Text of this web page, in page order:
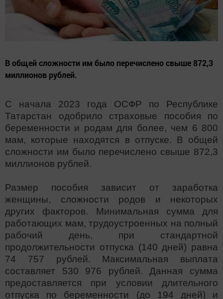
В общей сложности им было перечислено свыше 872,3
миллионов рублей.
С начала 2023 года ОСФР по Республике
Татарстан одобрило страховые пособия по
беременности и родам для более, чем 6 800
мам, которые находятся в отпуске. В общей
сложности им было перечислено свыше 872,3
миллионов рублей.
Размер пособия зависит от заработка
женщины, сложности родов и некоторых
других факторов. Минимальная сумма для
работающих мам, трудоустроенных на полный
рабочий день, при стандартной
продолжительности отпуска (140 дней) равна
74 757 рублей. Максимальная выплата
составляет 530 976 рублей. Данная сумма
предоставляется при условии длительного
отпуска по беременности (до 194 дней) и